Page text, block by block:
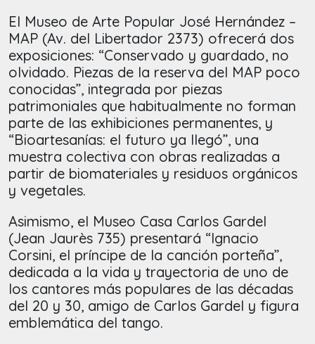
El Museo de Arte Popular José Hernández –
MAP (Av. del Libertador 2373) ofrecerá dos
exposiciones: “Conservado y guardado, no
olvidado. Piezas de la reserva del MAP poco
conocidas”, integrada por piezas
patrimoniales que habitualmente no forman
parte de las exhibiciones permanentes, y
“Bioartesanías: el futuro ya llegó”, una
muestra colectiva con obras realizadas a
partir de biomateriales y residuos orgánicos
y vegetales.
Asimismo, el Museo Casa Carlos Gardel
(Jean Jaurès 735) presentará “Ignacio
Corsini, el príncipe de la canción porteña”,
dedicada a la vida y trayectoria de uno de
los cantores más populares de las décadas
del 20 y 30, amigo de Carlos Gardel y figura
emblemática del tango.